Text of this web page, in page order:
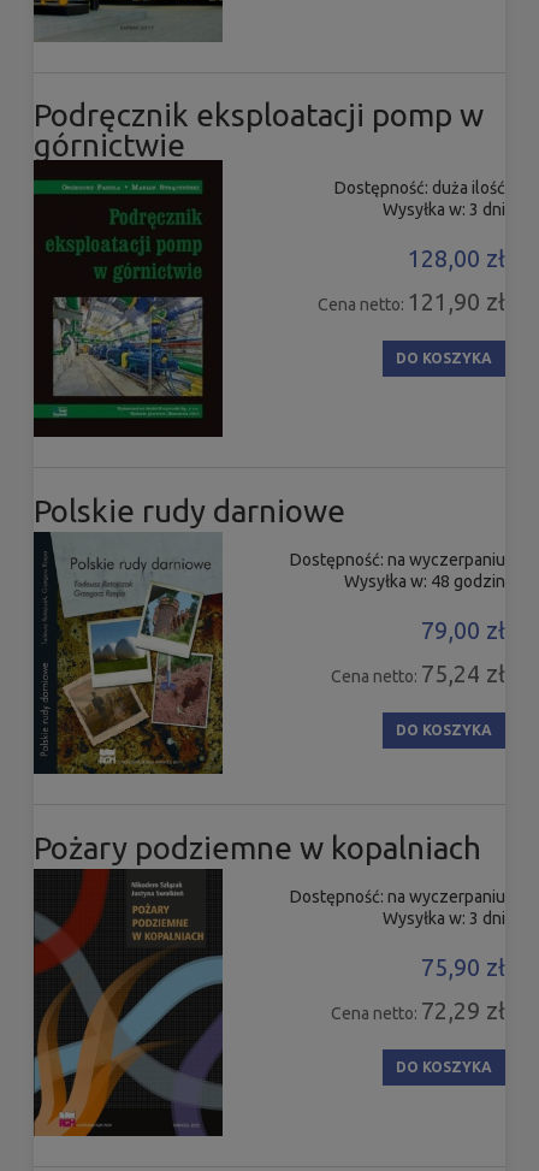
Podręcznik eksploatacji pomp w
górnictwie
Dostępność: duża ilość
Wysyłka w: 3 dni
128,00 zł
Cena netto: 121,90 zł
DO KOSZYKA
Polskie rudy darniowe
Dostępność: na wyczerpaniu
Wysyłka w: 48 godzin
79,00 zł
Cena netto: 75,24 zł
DO KOSZYKA
Pożary podziemne w kopalniach
Dostępność: na wyczerpaniu
Wysyłka w: 3 dni
75,90 zł
Cena netto: 72,29 zł
DO KOSZYKA